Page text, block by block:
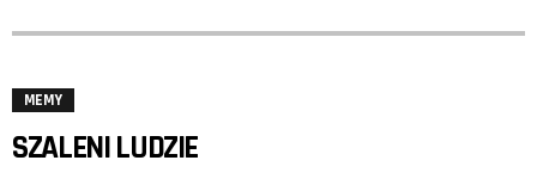
MEMY
SZALENI LUDZIE